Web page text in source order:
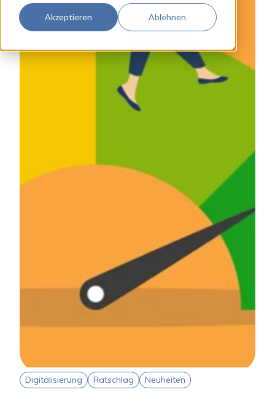
Akzeptieren Ablehnen
Digitalisierung Ratschlag Neuheiten